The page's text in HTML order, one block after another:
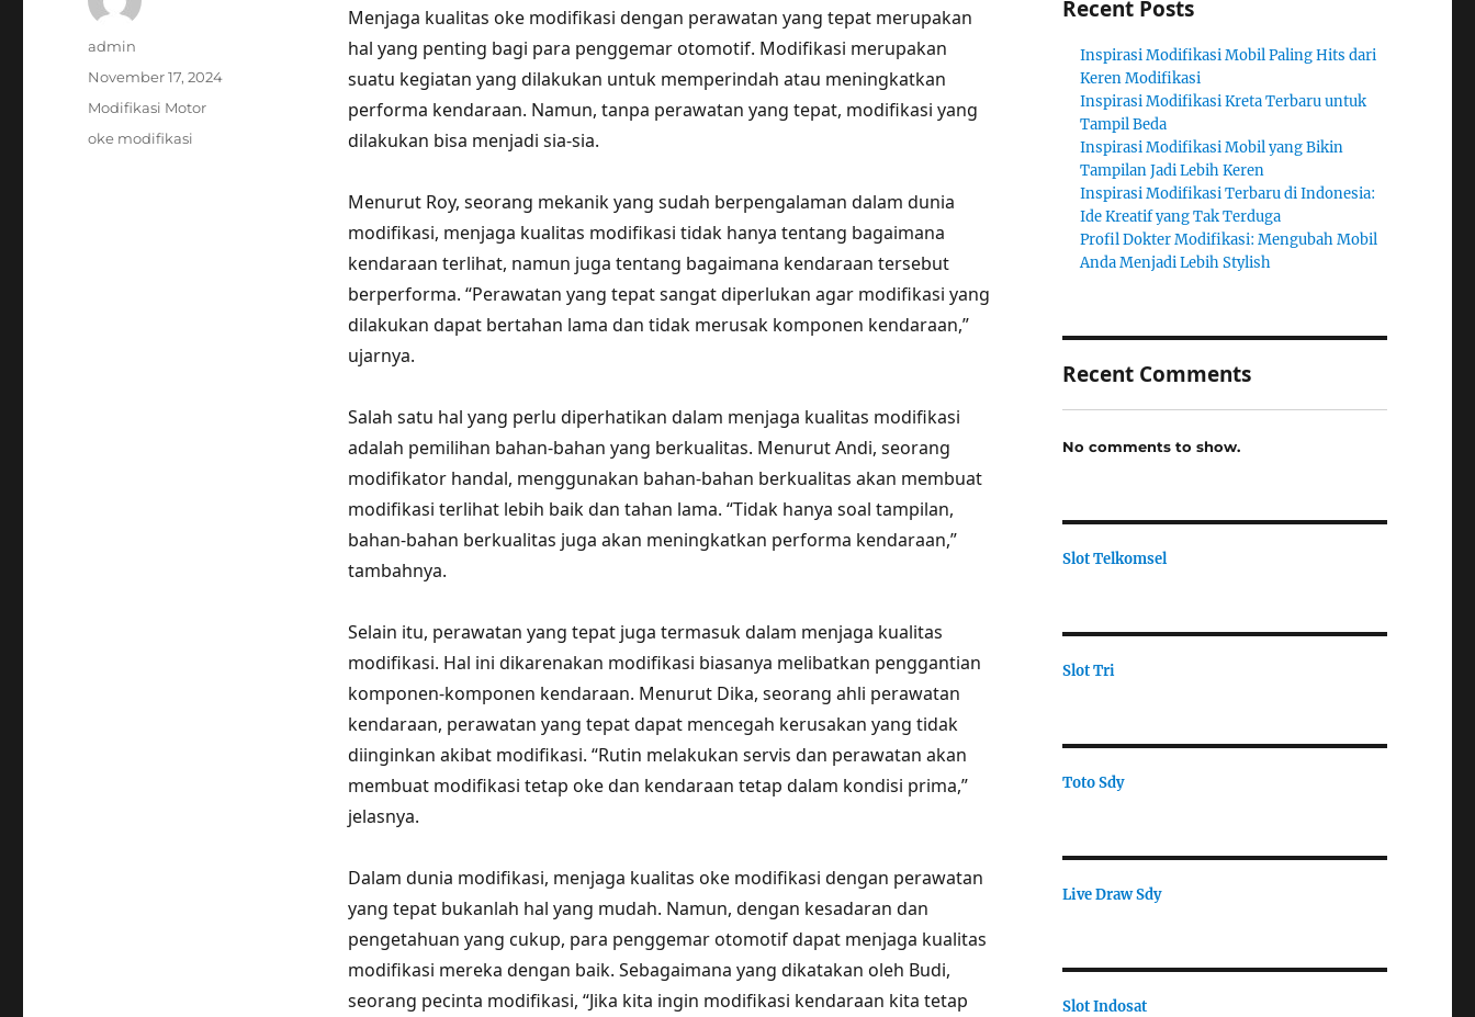
Menjaga kualitas oke modifikasi dengan perawatan yang tepat merupakan
hal yang penting bagi para penggemar otomotif. Modifikasi merupakan
suatu kegiatan yang dilakukan untuk memperindah atau meningkatkan
performa kendaraan. Namun, tanpa perawatan yang tepat, modifikasi yang
dilakukan bisa menjadi sia-sia.
Menurut Roy, seorang mekanik yang sudah berpengalaman dalam dunia
modifikasi, menjaga kualitas modifikasi tidak hanya tentang bagaimana
kendaraan terlihat, namun juga tentang bagaimana kendaraan tersebut
berperforma. “Perawatan yang tepat sangat diperlukan agar modifikasi yang
dilakukan dapat bertahan lama dan tidak merusak komponen kendaraan,”
ujarnya.
Salah satu hal yang perlu diperhatikan dalam menjaga kualitas modifikasi
adalah pemilihan bahan-bahan yang berkualitas. Menurut Andi, seorang
modifikator handal, menggunakan bahan-bahan berkualitas akan membuat
modifikasi terlihat lebih baik dan tahan lama. “Tidak hanya soal tampilan,
bahan-bahan berkualitas juga akan meningkatkan performa kendaraan,”
tambahnya.
Selain itu, perawatan yang tepat juga termasuk dalam menjaga kualitas
modifikasi. Hal ini dikarenakan modifikasi biasanya melibatkan penggantian
komponen-komponen kendaraan. Menurut Dika, seorang ahli perawatan
kendaraan, perawatan yang tepat dapat mencegah kerusakan yang tidak
diinginkan akibat modifikasi. “Rutin melakukan servis dan perawatan akan
membuat modifikasi tetap oke dan kendaraan tetap dalam kondisi prima,”
jelasnya.
Dalam dunia modifikasi, menjaga kualitas oke modifikasi dengan perawatan
yang tepat bukanlah hal yang mudah. Namun, dengan kesadaran dan
pengetahuan yang cukup, para penggemar otomotif dapat menjaga kualitas
modifikasi mereka dengan baik. Sebagaimana yang dikatakan oleh Budi,
seorang pecinta modifikasi, “Jika kita ingin modifikasi kendaraan kita tetap
Author
admin
Posted
November 17, 2024
Categories
Modifikasi Motor
Tags
oke modifikasi
Recent Posts
Inspirasi Modifikasi Mobil Paling Hits dari
Keren Modifikasi
Inspirasi Modifikasi Kreta Terbaru untuk
Tampil Beda
Inspirasi Modifikasi Mobil yang Bikin
Tampilan Jadi Lebih Keren
Inspirasi Modifikasi Terbaru di Indonesia:
Ide Kreatif yang Tak Terduga
Profil Dokter Modifikasi: Mengubah Mobil
Anda Menjadi Lebih Stylish
Recent Comments
No comments to show.
Slot Telkomsel
Slot Tri
Toto Sdy
Live Draw Sdy
Slot Indosat